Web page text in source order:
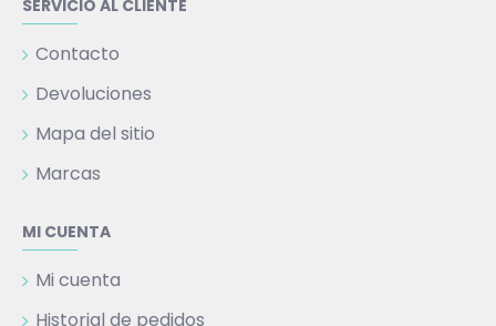
SERVICIO AL CLIENTE
Contacto
Devoluciones
Mapa del sitio
Marcas
MI CUENTA
Mi cuenta
Historial de pedidos